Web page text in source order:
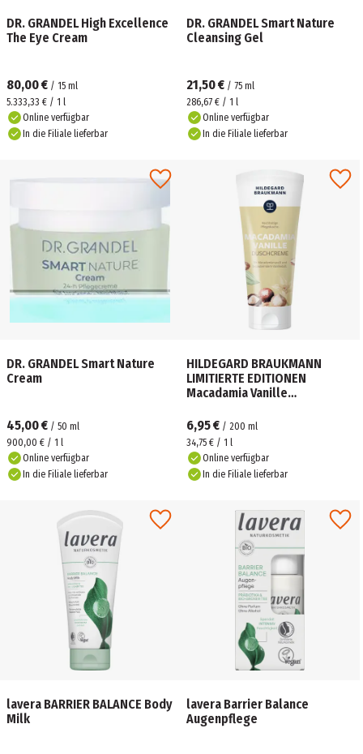
DR. GRANDEL High Excellence
The Eye Cream
80,00 € / 15 ml
5.333,33 € / 1 l
Online verfügbar
In die Filiale lieferbar
DR. GRANDEL Smart Nature
Cleansing Gel
21,50 € / 75 ml
286,67 € / 1 l
Online verfügbar
In die Filiale lieferbar
DR. GRANDEL Smart Nature
Cream
45,00 € / 50 ml
900,00 € / 1 l
Online verfügbar
In die Filiale lieferbar
HILDEGARD BRAUKMANN
LIMITIERTE EDITIONEN
Macadamia Vanille
6,95 € / 200 ml
34,75 € / 1 l
Online verfügbar
In die Filiale lieferbar
lavera BARRIER BALANCE Body
Milk
lavera Barrier Balance
Augenpflege